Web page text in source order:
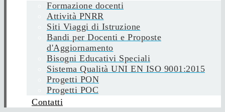
Formazione docenti
Attività PNRR
Siti Viaggi di Istruzione
Bandi per Docenti e Proposte
d'Aggiornamento
Bisogni Educativi Speciali
Sistema Qualità UNI EN ISO 9001:2015
Progetti PON
Progetti POC
Contatti